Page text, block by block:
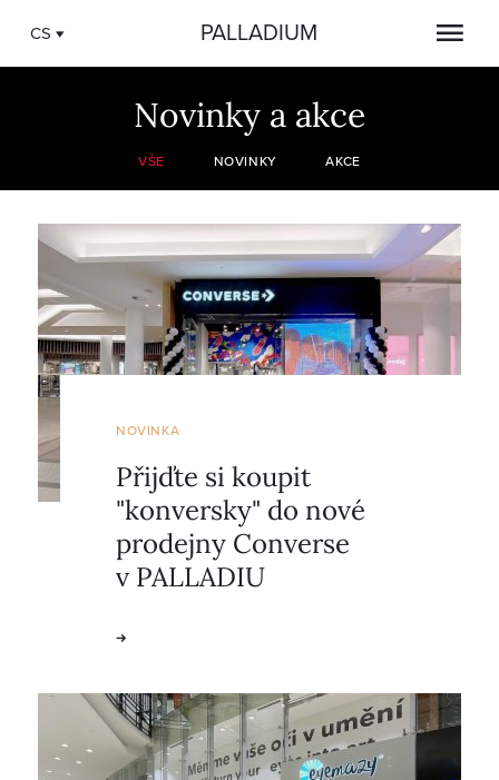
CS PALLADIUM
Novinky a akce
VŠE NOVINKY AKCE
NOVINKA
Přijďte si koupit
"konversky" do nové
prodejny Converse
v PALLADIU